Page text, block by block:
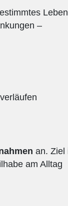
–
an. Ziel
am Alltag